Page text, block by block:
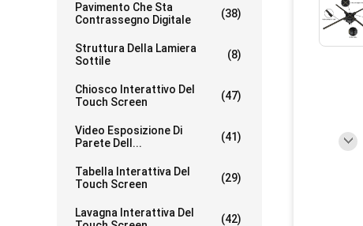
Pavimento Che Sta
Contrassegno Digitale
(38)
Struttura Della Lamiera
Sottile
(8)
Chiosco Interattivo Del
Touch Screen
(47)
Video Esposizione Di
Parete Dell...
(41)
Tabella Interattiva Del
Touch Screen
(29)
Lavagna Interattiva Del
(42)